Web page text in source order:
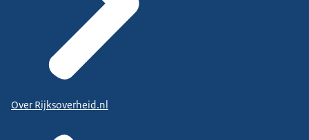
Over Rijksoverheid.nl